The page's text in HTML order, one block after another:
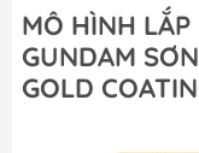
MÔ HÌNH LẮP
GUNDAM
GOLD